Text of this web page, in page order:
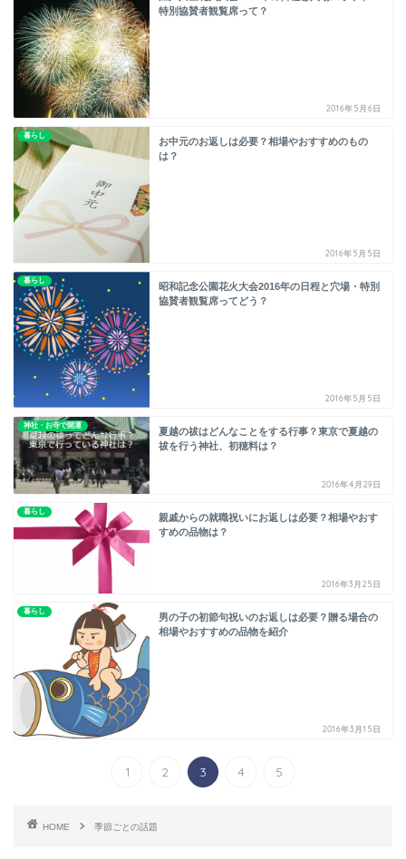
特別協賛者観覧席って？
2016年5月6日
暮らし
お中元のお返しは必要？相場やおすすめのもの
は？
2016年5月5日
暮らし
昭和記念公園花火大会2016年の日程と穴場・特別
協賛者観覧席ってどう？
2016年5月5日
神社・お寺で開運
夏越の祓はどんなことをする行事？東京で夏越の
祓を行う神社、初穂料は？
2016年4月29日
暮らし
親戚からの就職祝いにお返しは必要？相場やおす
すめの品物は？
2016年3月25日
暮らし
男の子の初節句祝いのお返しは必要？贈る場合の
相場やおすすめの品物を紹介
2016年3月15日
1 2 3 4 5
HOME 季節ごとの話題